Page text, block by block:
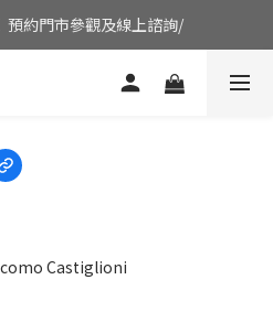
預約門市參觀及線上諮詢/
Castiglioni